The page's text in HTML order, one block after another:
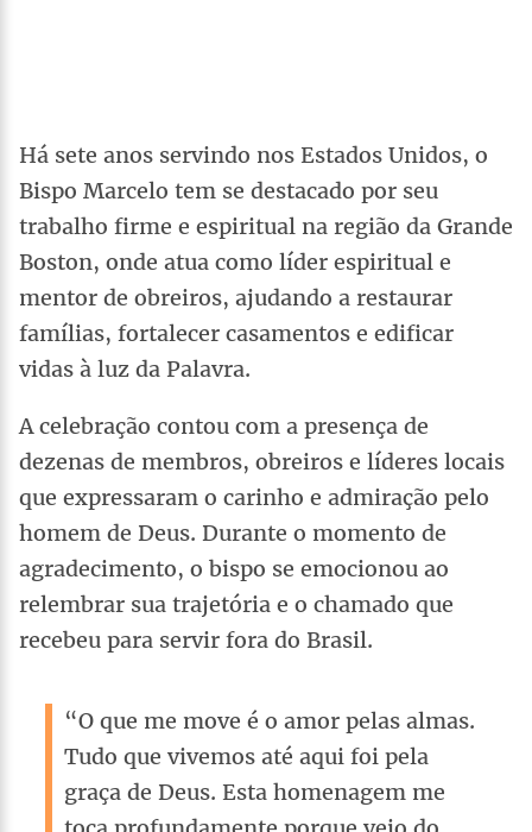
Há sete anos servindo nos Estados Unidos, o
Bispo Marcelo tem se destacado por seu
trabalho firme e espiritual na região da Grande
Boston, onde atua como líder espiritual e
mentor de obreiros, ajudando a restaurar
famílias, fortalecer casamentos e edificar
vidas à luz da Palavra.
A celebração contou com a presença de
dezenas de membros, obreiros e líderes locais
que expressaram o carinho e admiração pelo
homem de Deus. Durante o momento de
agradecimento, o bispo se emocionou ao
relembrar sua trajetória e o chamado que
recebeu para servir fora do Brasil.
“O que me move é o amor pelas almas.
Tudo que vivemos até aqui foi pela
graça de Deus. Esta homenagem me